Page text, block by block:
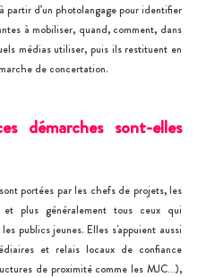
partir d’un photolangage pour identifier
à mobiliser, quand, comment, dans
médias utiliser, puis ils restituent en
de concertation.
démarches sont-elles
portées par les chefs de projets, les
et plus généralement tous ceux qui
publics jeunes. Elles s'appuient aussi
et relais locaux de confiance
de proximité comme les MJC…),